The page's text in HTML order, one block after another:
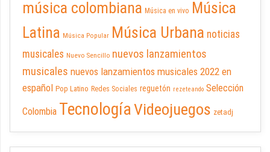
música colombiana Música en vivo Música
Latina Música Popular Música Urbana noticias
musicales Nuevo Sencillo nuevos lanzamientos
musicales nuevos lanzamientos musicales 2022 en
español Pop Latino Redes Sociales reguetón rezeteando Selección
Colombia TecnologíaVideojuegos zetadj